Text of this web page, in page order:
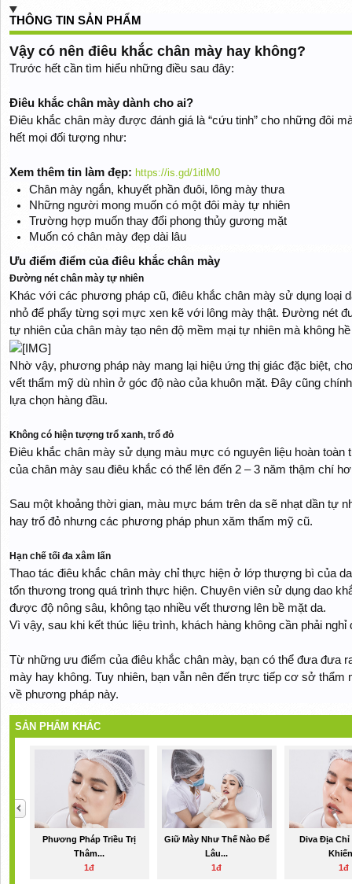
THÔNG TIN SẢN PHẨM
Vậy có nên điêu khắc chân mày hay không?
Trước hết cần tìm hiểu những điều sau đây:
Điêu khắc chân mày dành cho ai?
Điêu khắc chân mày được đánh giá là “cứu tinh” cho những đôi
hết mọi đối tượng như:
Xem thêm tin làm đẹp: https://is.gd/1itlM0
Chân mày ngắn, khuyết phần đuôi, lông mày thưa
Những người mong muốn có một đôi mày tự nhiên
Trường hợp muốn thay đổi phong thủy gương mặt
Muốn có chân mày đẹp dài lâu
Ưu điểm điểm của điêu khắc chân mày
Đường nét chân mày tự nhiên
Khác với các phương pháp cũ, điêu khắc chân mày sử dụng loại
nhỏ để phẩy từng sợi mực xen kẽ với lông mày thật. Đường nét
tự nhiên của chân mày tạo nên độ mềm mại tự nhiên mà không
Nhờ vậy, phương pháp này mang lại hiệu ứng thị giác đặc biệt,
vết thẩm mỹ dù nhìn ở góc độ nào của khuôn mặt. Đây cũng
lựa chọn hàng đầu.
Không có hiện tượng trổ xanh, trổ đỏ
Điêu khắc chân mày sử dụng màu mực có nguyên liệu hoàn
của chân mày sau điêu khắc có thể lên đến 2 – 3 năm thậm chí
Sau một khoảng thời gian, màu mực bám trên da sẽ nhạt dần tự
hay trổ đỏ nhưng các phương pháp phun xăm thẩm mỹ cũ.
Hạn chế tối đa xâm lấn
Thao tác điêu khắc chân mày chỉ thực hiện ở lớp thượng bì của
tổn thương trong quá trình thực hiện. Chuyên viên sử dụng dao
được độ nông sâu, không tạo nhiều vết thương lên bề mặt da.
Vì vậy, sau khi kết thúc liệu trình, khách hàng không cần phải
Từ những ưu điểm của điêu khắc chân mày, bạn có thể đưa đưa
mày hay không. Tuy nhiên, bạn vẫn nên đến trực tiếp cơ sở
về phương pháp này.
SẢN PHẨM KHÁC
Phương Pháp Triều Trị
Thâm...
1đ
Giữ Mày Như Thế Nào Để
Lâu...
1đ
Diva Địa
1đ